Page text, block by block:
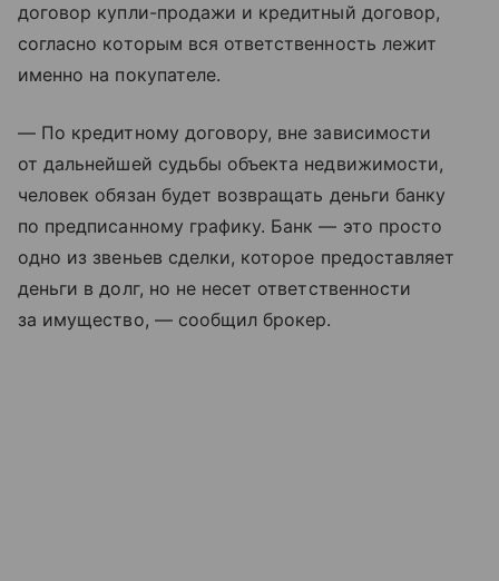
договор купли-продажи и кредитный договор,
согласно которым вся ответственность лежит
именно на покупателе.
— По кредитному договору, вне зависимости
от дальнейшей судьбы объекта недвижимости,
человек обязан будет возвращать деньги банку
по предписанному графику. Банк — это просто
одно из звеньев сделки, которое предоставляет
деньги в долг, но не несет ответственности
за имущество, — сообщил брокер.